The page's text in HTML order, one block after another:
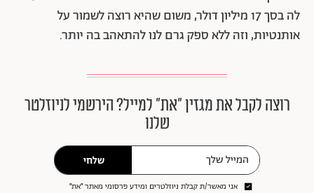
לה בסך 17 מיליון דולר, משום שהיא רוצה לשמור על
אותנטיות, וזה ללא ספק גרם לנו להתאהב בה יותר.
רוצה לקבל את מגזין ״את״ למייל? הירשמי לניוזלטר
שלנו
שלחי
אני מאשר/ת קבלת ניוזלטרים ומידע פרסומי מאתר ״את״